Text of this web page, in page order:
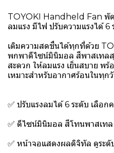
TOYOKI Handheld Fan พั
ลมแรง มีไฟ ปรับความแรงได้ 6
เติมความสดชื่นได้ทุกที่ด้วย
พกพาดีไซน์มินิมอล สีพาสเทล
สะดวก ให้ลมแรง เย็นสบาย พร้
เหมาะสำหรับอากาศร้อนในทุก
✅ ปรับแรงลมได้ 6 ระดับ เลือก
✅ ดีไซน์มินิมอล สีโทนพาสเทล
✅ หน้าจอแสดงผลดิจิทัล ดูระดั